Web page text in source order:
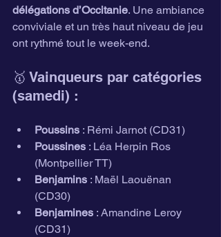
délégations d’Occitanie. Une ambiance
conviviale et un très haut niveau de jeu
ont rythmé tout le week-end.
🥇 Vainqueurs par catégories
(samedi) :
Poussins : Rémi Jarnot (CD31)
Poussines : Léa Herpin Ros
(Montpellier TT)
Benjamins : Maël Laouënan
(CD30)
Benjamines : Amandine Leroy
(CD31)